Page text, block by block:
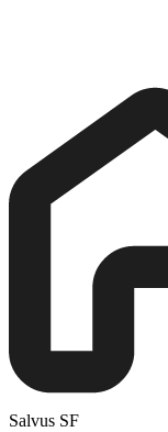
Salvus SF